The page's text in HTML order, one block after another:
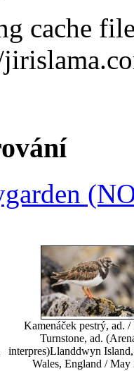
cache
Kamenáček pestrý, ad.
Turnstone, ad.
interpres)Llanddwyn
Wales, England / May